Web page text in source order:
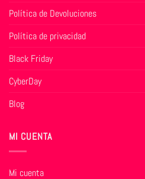
Política de Devoluciones
Política de privacidad
Black Friday
CyberDay
Blog
MI CUENTA
Mi cuenta